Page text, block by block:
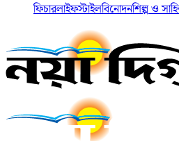
ফিচারলাইফস্টাইলবিনোদনশিল্প ও